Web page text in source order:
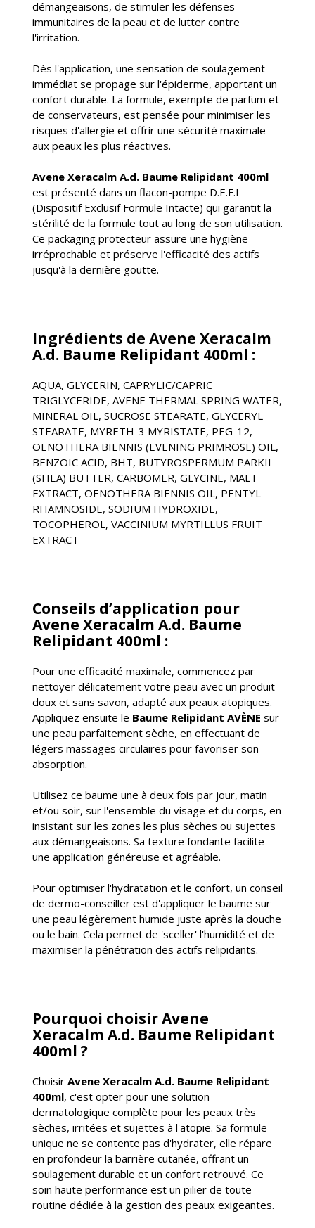
démangeaisons, de stimuler les défenses
immunitaires de la peau et de lutter contre
l'irritation.
Dès l'application, une sensation de soulagement
immédiat se propage sur l'épiderme, apportant un
confort durable. La formule, exempte de parfum et
de conservateurs, est pensée pour minimiser les
risques d'allergie et offrir une sécurité maximale
aux peaux les plus réactives.
Avene Xeracalm A.d. Baume Relipidant 400ml
est présenté dans un flacon-pompe D.E.F.I
(Dispositif Exclusif Formule Intacte) qui garantit la
stérilité de la formule tout au long de son utilisation.
Ce packaging protecteur assure une hygiène
irréprochable et préserve l'efficacité des actifs
jusqu'à la dernière goutte.
Ingrédients de Avene Xeracalm
A.d. Baume Relipidant 400ml :
AQUA, GLYCERIN, CAPRYLIC/CAPRIC
TRIGLYCERIDE, AVENE THERMAL SPRING WATER,
MINERAL OIL, SUCROSE STEARATE, GLYCERYL
STEARATE, MYRETH-3 MYRISTATE, PEG-12,
OENOTHERA BIENNIS (EVENING PRIMROSE) OIL,
BENZOIC ACID, BHT, BUTYROSPERMUM PARKII
(SHEA) BUTTER, CARBOMER, GLYCINE, MALT
EXTRACT, OENOTHERA BIENNIS OIL, PENTYL
RHAMNOSIDE, SODIUM HYDROXIDE,
TOCOPHEROL, VACCINIUM MYRTILLUS FRUIT
EXTRACT
Conseils d’application pour
Avene Xeracalm A.d. Baume
Relipidant 400ml :
Pour une efficacité maximale, commencez par
nettoyer délicatement votre peau avec un produit
doux et sans savon, adapté aux peaux atopiques.
Appliquez ensuite le Baume Relipidant AVÈNE sur
une peau parfaitement sèche, en effectuant de
légers massages circulaires pour favoriser son
absorption.
Utilisez ce baume une à deux fois par jour, matin
et/ou soir, sur l'ensemble du visage et du corps, en
insistant sur les zones les plus sèches ou sujettes
aux démangeaisons. Sa texture fondante facilite
une application généreuse et agréable.
Pour optimiser l'hydratation et le confort, un conseil
de dermo-conseiller est d'appliquer le baume sur
une peau légèrement humide juste après la douche
ou le bain. Cela permet de 'sceller' l'humidité et de
maximiser la pénétration des actifs relipidants.
Pourquoi choisir Avene
Xeracalm A.d. Baume Relipidant
400ml ?
Choisir Avene Xeracalm A.d. Baume Relipidant
400ml, c'est opter pour une solution
dermatologique complète pour les peaux très
sèches, irritées et sujettes à l'atopie. Sa formule
unique ne se contente pas d'hydrater, elle répare
en profondeur la barrière cutanée, offrant un
soulagement durable et un confort retrouvé. Ce
soin haute performance est un pilier de toute
routine dédiée à la gestion des peaux exigeantes.